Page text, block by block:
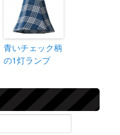
青いチェック柄
の1灯ランプ